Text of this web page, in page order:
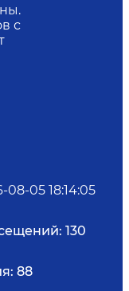
с
08-05 18:14:05
130
88